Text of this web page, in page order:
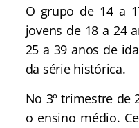
O grupo de 14 a
jovens de 18 a 24
25 a 39 anos de
da série histórica.
No 3º trimestre de
o ensino médio.